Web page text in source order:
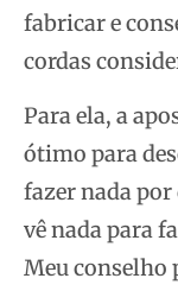
fabricar e
cordas
Para ela, a
ótimo para
fazer nada por
vê nada para
Meu conselho